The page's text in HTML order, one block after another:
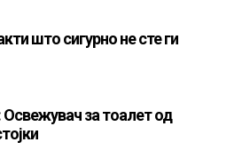
што сигурно не сте ги
за тоалет од